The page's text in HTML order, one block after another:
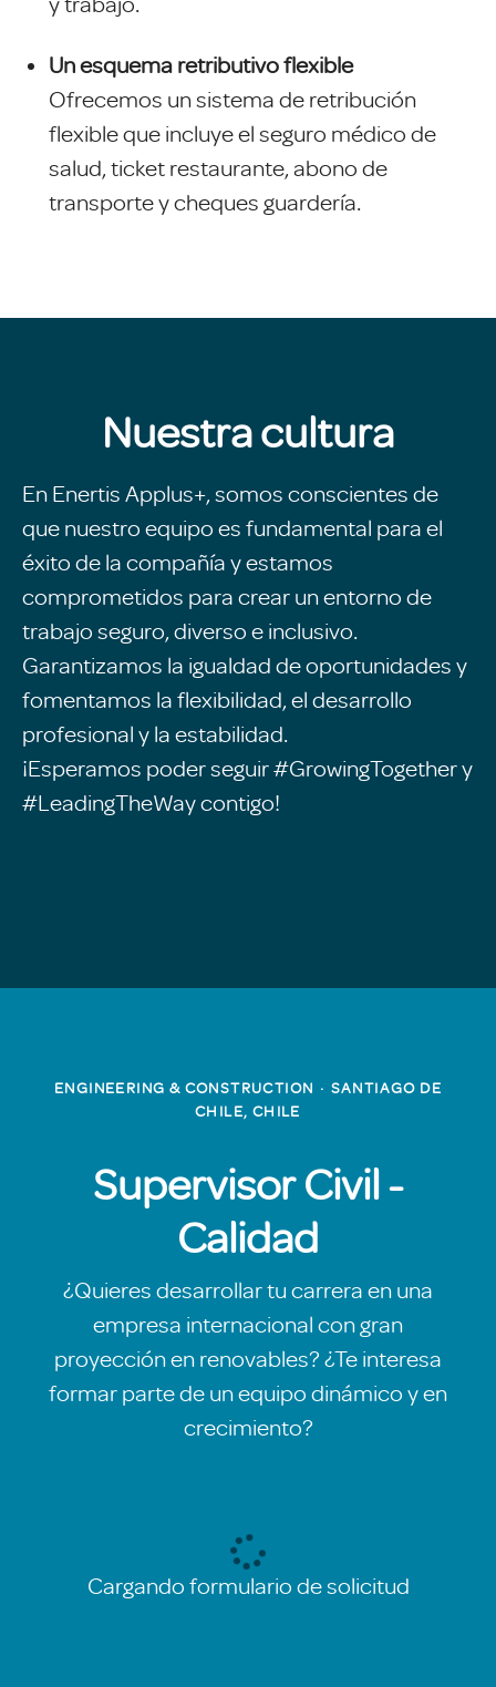
Un esquema retributivo flexible
Ofrecemos un sistema de retribución
flexible que incluye el seguro médico de
salud, ticket restaurante, abono de
transporte y cheques guardería.
Nuestra cultura
En Enertis Applus+, somos conscientes de
que nuestro equipo es fundamental para el
éxito de la compañía y estamos
comprometidos para crear un entorno de
trabajo seguro, diverso e inclusivo.
Garantizamos la igualdad de oportunidades y
fomentamos la flexibilidad, el desarrollo
profesional y la estabilidad.
¡Esperamos poder seguir #GrowingTogether y
#LeadingTheWay contigo!
ENGINEERING & CONSTRUCTION · SANTIAGO DE
CHILE, CHILE
Supervisor Civil -
Calidad
¿Quieres desarrollar tu carrera en una
empresa internacional con gran
proyección en renovables? ¿Te interesa
formar parte de un equipo dinámico y en
crecimiento?
Cargando formulario de solicitud